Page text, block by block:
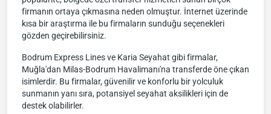
firmanın ortaya çıkmasına neden olmuştur. İnternet üzerinde
kısa bir araştırma ile bu firmaların sunduğu seçenekleri
gözden geçirebilirsiniz.
Bodrum Express Lines ve Karia Seyahat gibi firmalar,
Muğla'dan Milas-Bodrum Havalimanı'na transferde öne çıkan
isimlerdir. Bu firmalar, güvenilir ve konforlu bir yolculuk
sunmanın yanı sıra, potansiyel seyahat aksilikleri için de
destek olabilirler.